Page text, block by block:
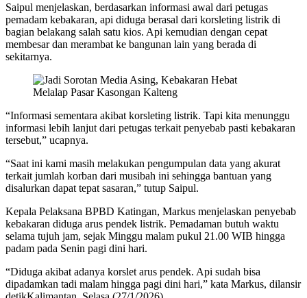
Saipul menjelaskan, berdasarkan informasi awal dari petugas
pemadam kebakaran, api diduga berasal dari korsleting listrik di
bagian belakang salah satu kios. Api kemudian dengan cepat
membesar dan merambat ke bangunan lain yang berada di
sekitarnya.
“Informasi sementara akibat korsleting listrik. Tapi kita menunggu
informasi lebih lanjut dari petugas terkait penyebab pasti kebakaran
tersebut,” ucapnya.
“Saat ini kami masih melakukan pengumpulan data yang akurat
terkait jumlah korban dari musibah ini sehingga bantuan yang
disalurkan dapat tepat sasaran,” tutup Saipul.
Kepala Pelaksana BPBD Katingan, Markus menjelaskan penyebab
kebakaran diduga arus pendek listrik. Pemadaman butuh waktu
selama tujuh jam, sejak Minggu malam pukul 21.00 WIB hingga
padam pada Senin pagi dini hari.
“Diduga akibat adanya korslet arus pendek. Api sudah bisa
dipadamkan tadi malam hingga pagi dini hari,” kata Markus, dilansir